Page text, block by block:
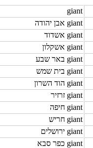
giant
giant אבן יהודה
giant אשדוד
giant אשקלון
giant באר שבע
giant בית שמש
giant הוד השרון
giant זרזיר
giant חיפה
giant חריש
giant ירושלים
giant כפר סבא